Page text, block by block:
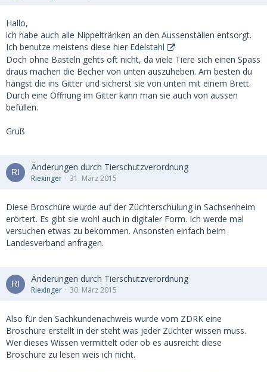
Hallo,
ich habe auch alle Nippeltränken an den Aussenställen entsorgt.
Ich benutze meistens diese hier Edelstahl
Doch ohne Basteln gehts oft nicht, da viele Tiere sich einen Spass
draus machen die Becher von unten auszuheben. Am besten du
hängst die ins Gitter und sicherst sie von unten mit einem Brett.
Durch eine Öffnung im Gitter kann man sie auch von aussen
befüllen.
Gruß
Änderungen durch Tierschutzverordnung
Riexinger 31. März 2015
Diese Broschüre wurde auf der Züchterschulung in Sachsenheim
erörtert. Es gibt sie wohl auch in digitaler Form. Ich werde mal
versuchen etwas zu bekommen. Ansonsten einfach beim
Landesverband anfragen.
Änderungen durch Tierschutzverordnung
Riexinger 30. März 2015
Also für den Sachkundenachweis wurde vom ZDRK eine
Broschüre erstellt in der steht was jeder Züchter wissen muss.
Wer dieses Wissen vermittelt oder ob es ausreicht diese
Broschüre zu lesen weis ich nicht.